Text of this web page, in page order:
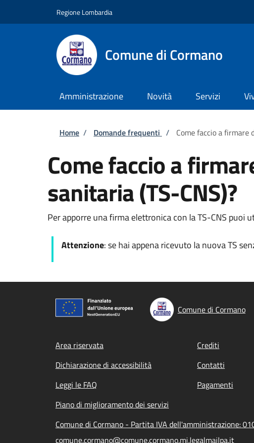
Regione Lombardia
Comune di Cormano
Amministrazione Novità Servizi
Briciole di pane
Home / Domande frequenti / Come faccio a firmare
Come faccio a
sanitaria (TS-CNS)?
Per apporre una firma elettronica con la TS-CNS puoi
Attenzione: se hai appena ricevuto la nuova TS
Comune di Cormano
Footer menu
Area riservata Crediti
Dichiarazione di accessibilità
Contatti
Leggi le FAQ
Pagamenti
Piano di miglioramento dei servizi
Comune di Cormano - Partita IVA dell'amministrazione:
comune.cormano@comune.cormano.mi.legalmailpa.it